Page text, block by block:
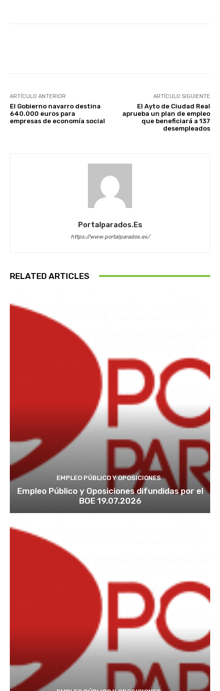
ARTÍCULO ANTERIOR
El Gobierno navarro destina
640.000 euros para
empresas de economía social
ARTÍCULO SIGUIENTE
El Ayto de Ciudad Real
aprueba un plan de empleo
que beneficiará a 137
desempleados
Portalparados.es
https://www.portalparados.es/
RELATED ARTICLES
EMPLEO PÚBLICO Y OPOSICIONES
Empleo Público y Oposiciones difundidas por el
BOE 19.07.2026